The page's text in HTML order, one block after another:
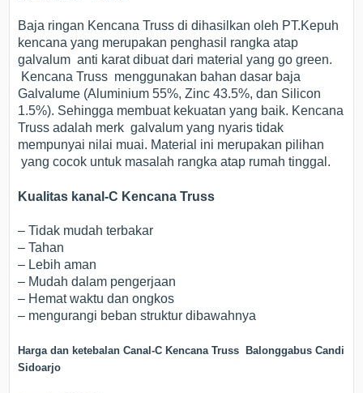
Baja ringan Kencana Truss di dihasilkan oleh PT.Kepuh
kencana yang merupakan penghasil rangka atap
galvalum anti karat dibuat dari material yang go green.
Kencana Truss menggunakan bahan dasar baja
Galvalume (Aluminium 55%, Zinc 43.5%, dan Silicon
1.5%). Sehingga membuat kekuatan yang baik. Kencana
Truss adalah merk galvalum yang nyaris tidak
mempunyai nilai muai. Material ini merupakan pilihan
yang cocok untuk masalah rangka atap rumah tinggal.
Kualitas kanal-C Kencana Truss
– Tidak mudah terbakar
– Tahan
– Lebih aman
– Mudah dalam pengerjaan
– Hemat waktu dan ongkos
– mengurangi beban struktur dibawahnya
Harga dan ketebalan Canal-C Kencana Truss Balonggabus Candi
Sidoarjo